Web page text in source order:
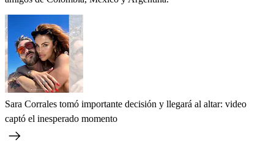
Sara Corrales tomó importante decisión y llegará al altar: video
captó el inesperado momento